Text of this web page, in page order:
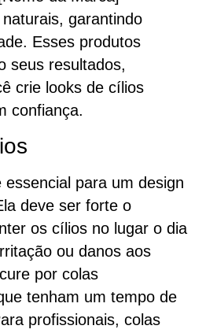
garantindo
Esses produtos
seus resultados,
crie looks de cílios
confiança.
para um design
deve ser forte o
os cílios no lugar o dia
ou danos aos
por colas
tenham um tempo de
profissionais, colas